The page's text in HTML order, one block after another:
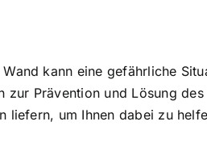
kann eine gefährliche
zur Prävention und Lösung
liefern, um Ihnen dabei zu